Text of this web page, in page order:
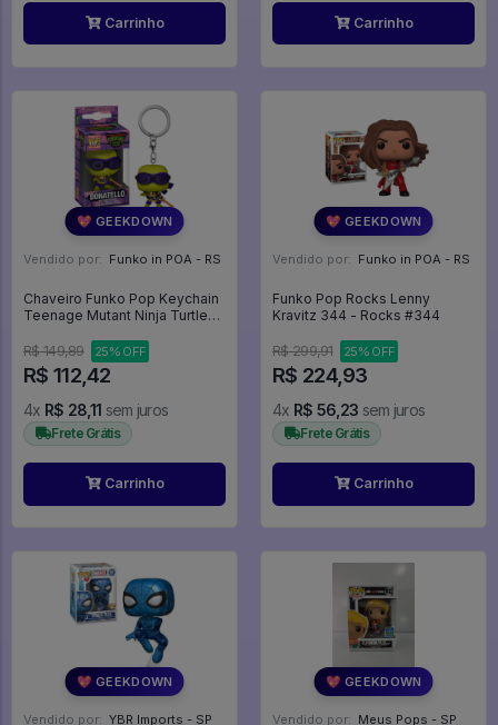
Carrinho Carrinho
💖 GEEKDOWN
Vendido por: Funko in POA - RS
Chaveiro Funko Pop Keychain
Teenage Mutant Ninja Turtles:
(72329) Pizza Tartarugas Ninja
- Animation
R$ 149,89 25% OFF
R$ 112,42
4x R$ 28,11 sem juros
Frete Grátis
Carrinho
💖 GEEKDOWN
Vendido por: Funko in POA - RS
Funko Pop Rocks Lenny
Kravitz 344 - Rocks #344
R$ 299,91 25% OFF
R$ 224,93
4x R$ 56,23 sem juros
Frete Grátis
Carrinho
💖 GEEKDOWN
Vendido por: YBR Imports - SP
💖 GEEKDOWN
Vendido por: Meus Pops - SP